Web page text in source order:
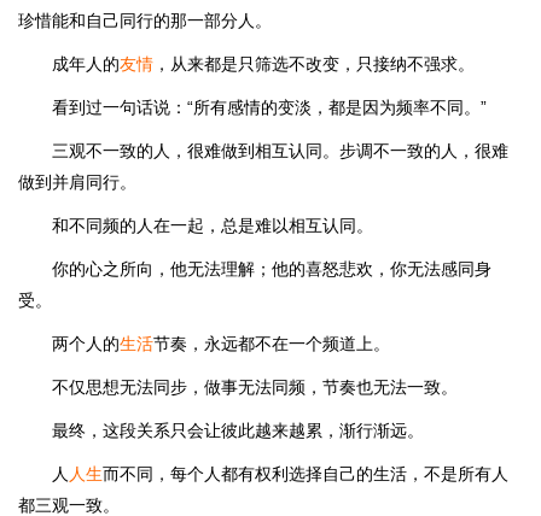
珍惜能和自己同行的那一部分人。
成年人的友情 ，从来都是只筛选不改变，只接纳不强求。
看到过一句话说：“所有感情的变淡，都是因为频率不同。”
三观不一致的人，很难做到相互认同。步调不一致的人，很难
做到并肩同行。
和不同频的人在一起，总是难以相互认同。
你的心之所向，他无法理解；他的喜怒悲欢，你无法感同身
受。
两个人的生活节奏，永远都不在一个频道上。
不仅思想无法同步，做事无法同频，节奏也无法一致。
最终，这段关系只会让彼此越来越累，渐行渐远。
人 人生而不同，每个人都有权利选择自己的生活，不是所有人
都三观一致。